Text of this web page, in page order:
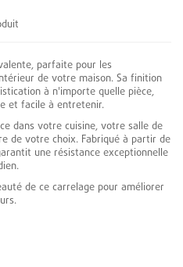
parfaite pour les
de votre maison. Sa finition
à n'importe quelle pièce,
et facile à entretenir.
dans votre cuisine, votre salle de
de votre choix. Fabriqué à partir de
une résistance exceptionnelle
de ce carrelage pour améliorer